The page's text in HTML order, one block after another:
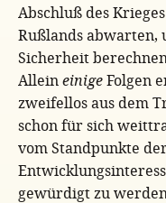
Abschluß des
Rußlands abwarten,
Sicherheit
Allein einigeFolgen
zweifellos aus dem
schon für sich
vom Standpunkte
gewürdigt zu